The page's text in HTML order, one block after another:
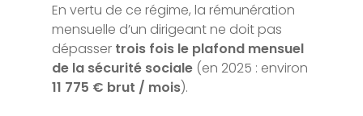
En vertu de ce régime, la rémunération
mensuelle d’un dirigeant ne doit pas
dépasser trois fois le plafond mensuel
de la sécurité sociale (en 2025 : environ
11 775 € brut / mois).